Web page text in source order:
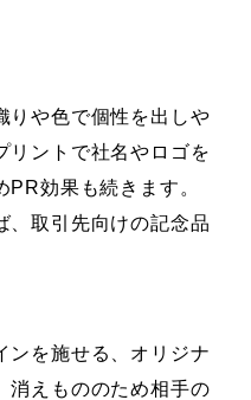
りや色で個性を出しや
リントで社名やロゴを
効果も続きます。
、取引先向けの記念品
ンを施せる、オリジナ
消えもののため相手の